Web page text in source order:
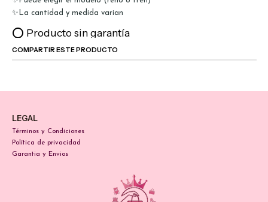
✨La cantidad y medida varian
⭕ Producto sin garantía
COMPARTIR ESTE PRODUCTO
LEGAL
Términos y Condiciones
Política de privacidad
Garantia y Envios